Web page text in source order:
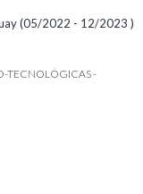
(05/2022 - 12/2023 )
TECNOLÓGICAS -